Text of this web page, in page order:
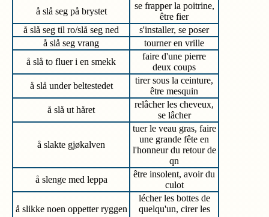
å slå seg på brystet
se frapper la poitrine,
être fier
å slå seg til ro/slå seg ned
s'installer, se poser
å slå seg vrang
tourner en vrille
å slå to fluer i en smekk
faire d'une pierre
deux coups
å slå under beltestedet
tirer sous la ceinture,
être mesquin
å slå ut håret
relâcher les cheveux,
se lâcher
å slakte gjøkalven
tuer le veau gras, faire
une grande fête en
l'honneur du retour de
qn
å slenge med leppa
être insolent, avoir du
culot
å slikke noen oppetter ryggen
lécher les bottes de
quelqu'un, cirer les